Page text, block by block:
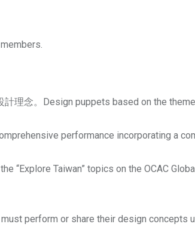
理念。Design puppets based on the
performance incorporating a
Taiwan” topics on the OCAC
perform or share their design concepts